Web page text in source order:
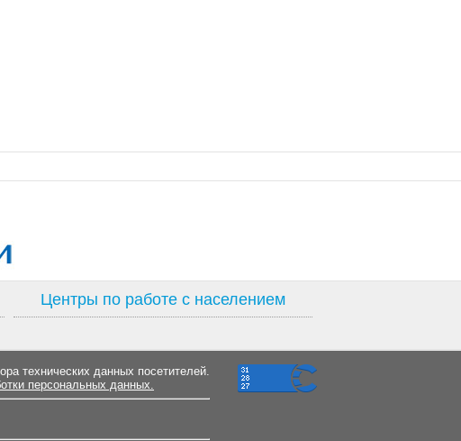
Центры по работе с населением
технических данных посетителей.
персональных данных.